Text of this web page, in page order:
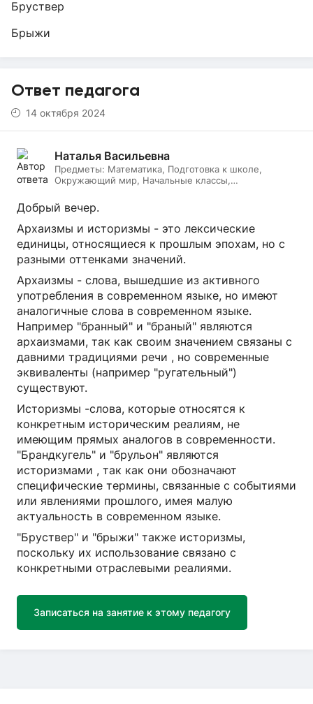
Бруствер
Брыжи
Ответ педагога
14 октября 2024
Наталья Васильевна
Предметы: Математика, Подготовка к школе,
Окружающий мир, Начальные классы,
Добрый вечер.
Архаизмы и историзмы - это лексические
единицы, относящиеся к прошлым эпохам, но с
разными оттенками значений.
Архаизмы - слова, вышедшие из активного
употребления в современном языке, но имеют
аналогичные слова в современном языке.
Например "бранный" и "браный" являются
архаизмами, так как своим значением связаны с
давними традициями речи , но современные
эквиваленты (например "ругательный")
существуют.
Историзмы -слова, которые относятся к
конкретным историческим реалиям, не
имеющим прямых аналогов в современности.
"Брандкугель" и "брульон" являются
историзмами , так как они обозначают
специфические термины, связанные с событиями
или явлениями прошлого, имея малую
актуальность в современном языке.
"Бруствер" и "брыжи" также историзмы,
поскольку их использование связано с
конкретными отраслевыми реалиями.
Записаться на занятие к этому педагогу